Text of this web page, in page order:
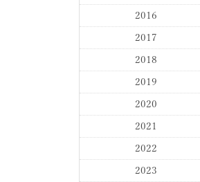
2016
2017
2018
2019
2020
2021
2022
2023